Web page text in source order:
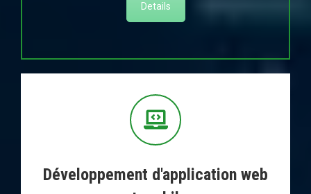
Details
Développement d'application web